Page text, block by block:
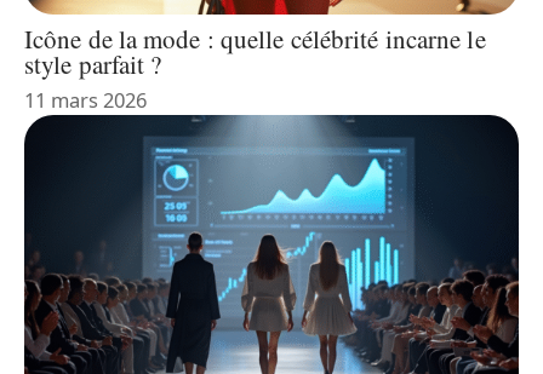
Icône de la mode : quelle célébrité incarne le
style parfait ?
11 mars 2026